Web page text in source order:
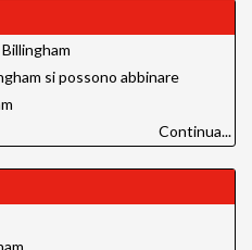
si possono abbinare
Continua...